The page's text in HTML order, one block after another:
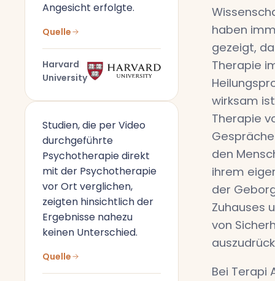
Angesicht erfolgte.
Quelle
Harvard
University
Studien, die per Video
durchgeführte
Psychotherapie direkt
mit der Psychotherapie
vor Ort verglichen,
zeigten hinsichtlich der
Ergebnisse nahezu
keinen Unterschied.
Quelle
haben
gezeigt,
Therapie
wirksam
Therapie
den
ihrem
der
Zuhauses
von
Bei Terapi